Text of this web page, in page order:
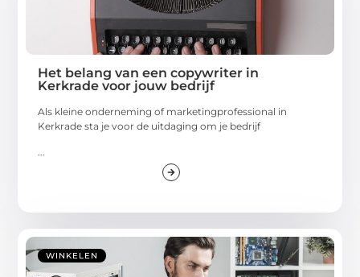
Het belang van een copywriter in
Kerkrade voor jouw bedrijf
Als kleine onderneming of marketingprofessional in
Kerkrade sta je voor de uitdaging om je bedrijf
...
WINKELEN